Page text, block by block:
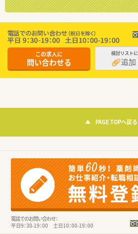
この求人に
問い合わせる
検討リストに
追加
PAGE TOPへ戻る
電話でのお問い合わせ：
平日9：30-19：00 土日10：00-19：00